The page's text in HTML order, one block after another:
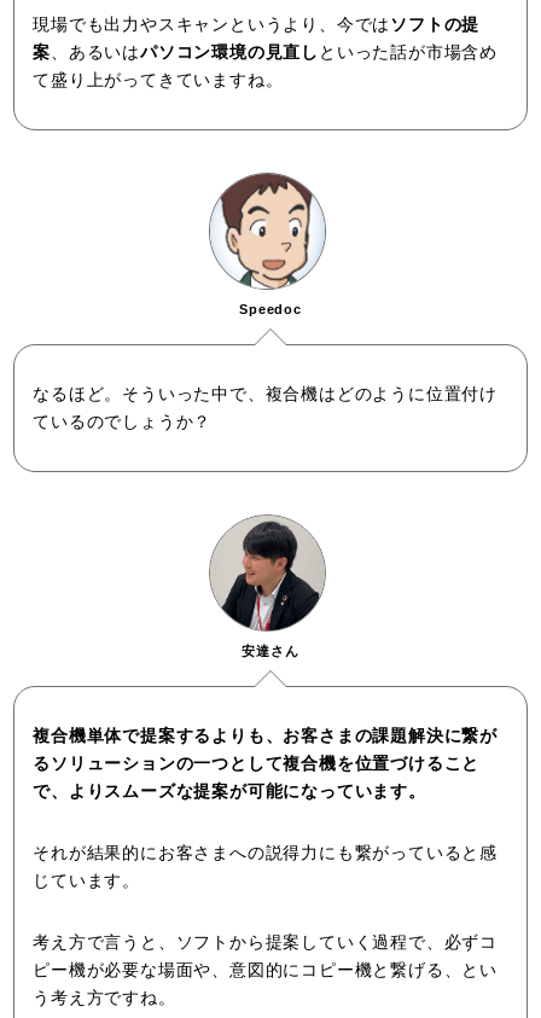
現場でも出力やスキャンというより、今ではソフトの提
案、あるいはパソコン環境の見直し といった話が市場含め
て盛り上がってきていますね。
Speedoc
なるほど。そういった中で、複合機はどのように位置付け
ているのでしょうか？
複合機単体で提案するよりも、お客さまの課題解決に繋が
るソリューションの一つとして複合機を位置づけること
で、よりスムーズな提案が可能になっています。
それが結果的にお客さまへの説得力にも繋がっていると感
じています。
考え方で言うと、ソフトから提案していく過程で、必ずコ
ピー機が必要な場面や、意図的にコピー機と繋げる、とい
う考え方ですね。
安達さん